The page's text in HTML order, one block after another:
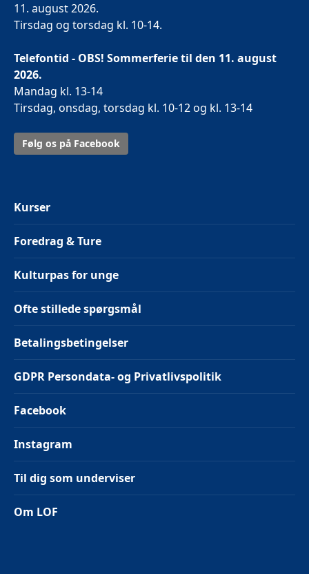
11. august 2026.
Tirsdag og torsdag kl. 10-14.
Telefontid - OBS! Sommerferie til den 11. august
2026.
Mandag kl. 13-14
Tirsdag, onsdag, torsdag kl. 10-12 og kl. 13-14
Følg os på Facebook
Kurser
Foredrag & Ture
Kulturpas for unge
Ofte stillede spørgsmål
Betalingsbetingelser
GDPR Persondata- og Privatlivspolitik
Facebook
Instagram
Til dig som underviser
Om LOF